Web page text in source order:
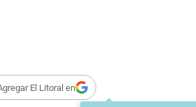
El Litoral en